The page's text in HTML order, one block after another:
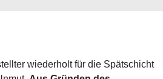
wiederholt für die Spätschicht